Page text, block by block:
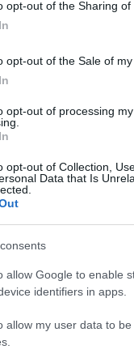
opt-out of the Sharing
opt-out of the Sale of
opt-out of processing
opt-out of Collection,
Data that Is
allow Google to enable
identifiers in apps.
allow my user data to
felügyelet mellett
eredetileg az R
a pereket és a
elvileg csak
nem lehetett
kiegészítése miatt.
mentek
létrehozott
hallható a
mindegy
utóbbi esetben
terítékre, szintén
a
automatikusan
című film
meg, legyen
R-es.